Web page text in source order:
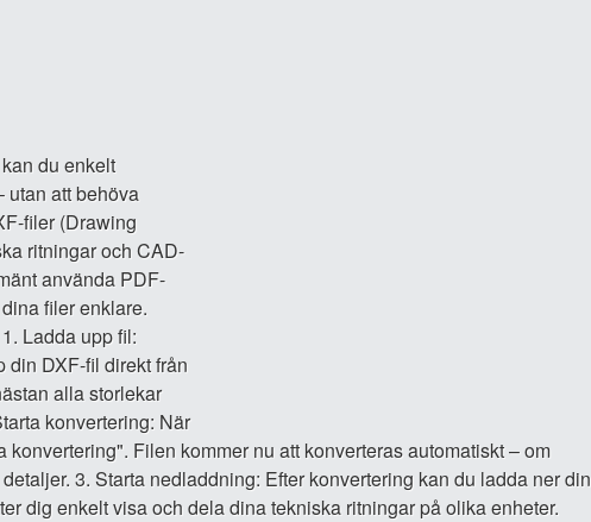
du enkelt
utan att behöva
filer (Drawing
ritningar och CAD-
använda PDF-
filer enklare.
Ladda upp fil:
DXF-fil direkt från
alla storlekar
konvertering: När
Filen kommer nu att konverteras automatiskt – om
3. Starta nedladdning: Efter konvertering kan du ladda ner din
dig enkelt visa och dela dina tekniska ritningar på olika enheter.